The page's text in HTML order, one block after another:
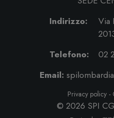
Indirizzo:
Via
Telefono:
02
Email:
Privacy policy -
© 2026 SPI